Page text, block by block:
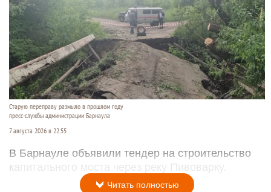
Старую переправу размыло в прошлом году
пресс-службы администрации Барнаула
7 августа 2026 в 22:55
В Барнауле объявили тендер на строительство
капитального моста через реку Пивоварку.
Читать полностью